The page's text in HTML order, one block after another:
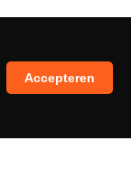
Accepteren